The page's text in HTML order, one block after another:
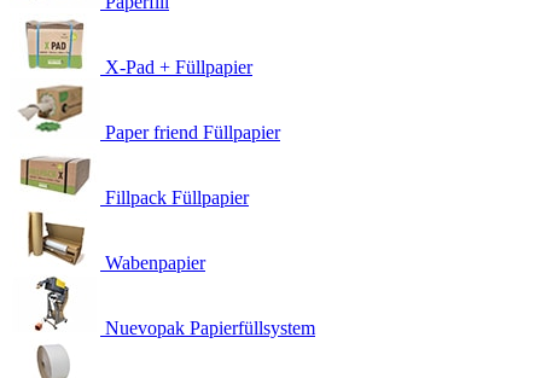
X-Pad + Füllpapier
Paper friend Füllpapier
Fillpack Füllpapier
Wabenpapier
Nuevopak Papierfüllsystem